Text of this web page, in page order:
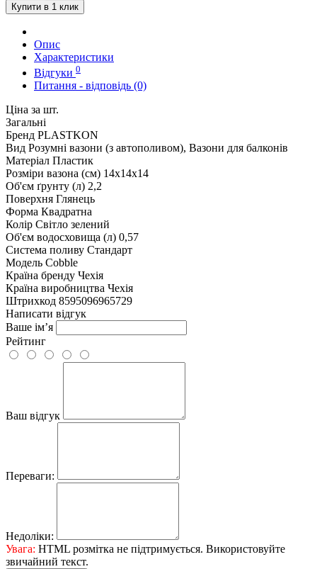
Купити в 1 клик
Опис
Характеристики
Відгуки 0
Питання - відповідь (0)
Ціна за шт.
Загальні
Бренд PLASTKON
Вид Розумні вазони (з автополивом), Вазони для балконів
Матеріал Пластик
Розміри вазона (см) 14х14х14
Об'єм ґрунту (л) 2,2
Поверхня Глянець
Форма Квадратна
Колір Світло зелений
Об'єм водосховища (л) 0,57
Система поливу Стандарт
Модель Cobble
Країна бренду Чехія
Країна виробництва Чехія
Штрихкод 8595096965729
Написати відгук
Ваше ім’я
Рейтинг
Ваш відгук
Переваги:
Недоліки:
Увага: HTML розмітка не підтримується. Використовуйте
звичайний текст.